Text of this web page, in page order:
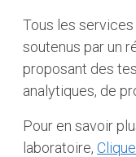
Tous les
soutenus par un
proposant des
analytiques, de
Pour en savoir
laboratoire,